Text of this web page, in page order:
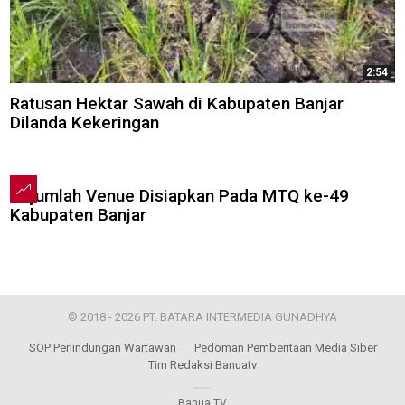
2:54
Ratusan Hektar Sawah di Kabupaten Banjar
Dilanda Kekeringan
Sejumlah Venue Disiapkan Pada MTQ ke-49
Kabupaten Banjar
© 2018 - 2026 PT. BATARA INTERMEDIA GUNADHYA
SOP Perlindungan Wartawan
Pedoman Pemberitaan Media Siber
Tim Redaksi Banuatv